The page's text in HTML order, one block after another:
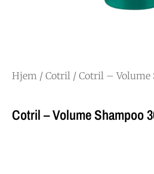
Hjem / Cotril / Cotril – Volume
Cotril – Volume Shampoo